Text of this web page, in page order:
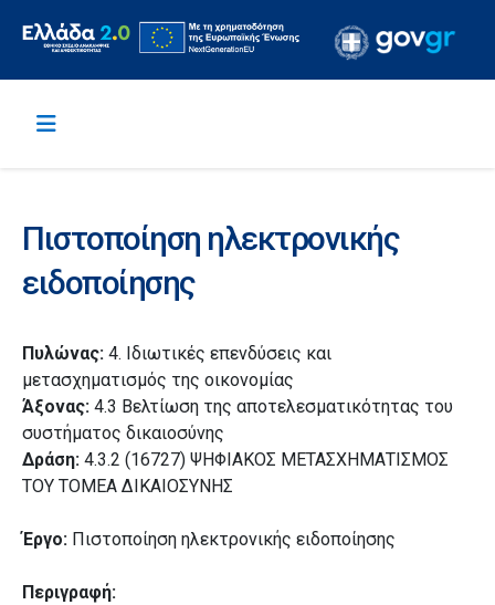
Πιστοποίηση ηλεκτρονικής
ειδοποίησης
Πυλώνας: 4. Ιδιωτικές επενδύσεις και
μετασχηματισμός της οικονομίας
Άξονας: 4.3 Βελτίωση της αποτελεσματικότητας του
συστήματος δικαιοσύνης
Δράση: 4.3.2 (16727) ΨΗΦΙΑΚΟΣ ΜΕΤΑΣΧΗΜΑΤΙΣΜΟΣ
ΤΟΥ ΤΟΜΕΑ ΔΙΚΑΙΟΣΥΝΗΣ
Έργο: Πιστοποίηση ηλεκτρονικής ειδοποίησης
Περιγραφή: